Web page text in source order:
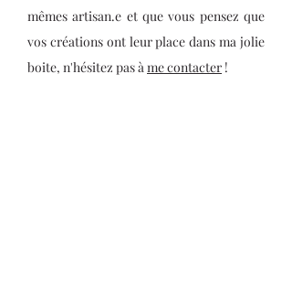
mêmes artisan.e et que vous pensez que
vos créations ont leur place dans ma jolie
boite, n'hésitez pas àme contacter !